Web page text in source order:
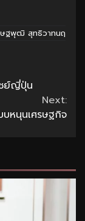
ษฐพุฒิ สุทธิวาทนฤ
ย์ญี่ปุ่น
Next:
บหนุนเศรษฐกิจ